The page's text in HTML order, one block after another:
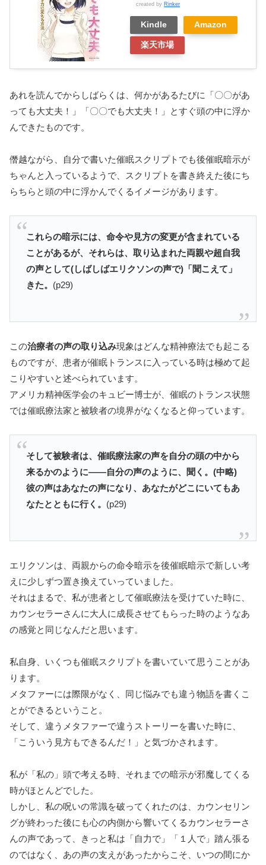
created by Rinker
Kindle Amazon
楽天市場
あれを読んでからしばらくは、何かがあるたびに「〇〇があ
っても大丈夫！」「〇〇でも大丈夫！」とすぐ頭の中に浮か
んできたものです。
僭越ながら、自分で書いた催眠スクリプトでも後催眠暗示が
ちゃんと入っているようで、スクリプトを書き終えた後にち
らちらと頭の中に浮かんでくるイメージがあります。
これらの暗示には、命令や見方の変更が含まれている
ことがあるが、それらは、取り込まれた両親や超自我
の声として(しばしばエリクソンの声で)「聞こえて」
きた。 (p29)
この治療者の声の取り込み現象はどんな精神療法でも起こる
ものですが、患者が催眠トランスに入っている時は極めて起
こりやすいと述べられています。
アメリカ精神医学会のキュビー博士が、催眠のトランス状態
では催眠療法家と被験者の境界がなくなると仰っています。
そして被験者は、催眠療法家の声を自分の頭の中から
来るかのように――自分の声のように、聞く。(中略)
彼の声はあなたの声になり、あなたがどこにいてもあ
なたとともに行く。 (p29)
エリクソンは、両親からの命令暗示を後催眠暗示で新しい考
えに少しずつ置き換えていっていました。
それはまるで、私が患者として催眠療法を受けていた時に、
カウンセラーさんに大人に成長させてもらった時のようなあ
の感覚と同じなんだと思います。
私自身、いくつも催眠スクリプトを書いていて思うことがあ
ります。
メタファーには際限がなく、同じ悩みでも違う物語を書くこ
とができるということ。
そして、違うメタファーで違うストーリーを書いた時に、
「こういう見方もできるんだ！」と気づかされます。
私が「私の」頭で考える時、それまでの暗示が邪魔してくる
時がほとんどでした。
しかし、私の呪いの常識を破ってくれたのは、カウンセリン
グが終わった後にも心の内側から響いてくるカウンセラーさ
んの声であって、きっと私は「自力で」「１人で」踏ん張る
のではなく、あの声の支えがあったからこそ、いつの間にか